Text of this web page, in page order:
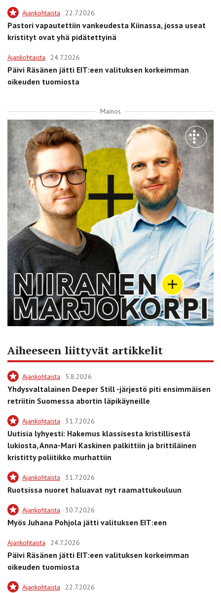
Ajankohtaista 22.7.2026
Pastori vapautettiin vankeudesta Kiinassa, jossa useat
kristityt ovat yhä pidätettyinä
Ajankohtaista 24.7.2026
Päivi Räsänen jätti EIT:een valituksen korkeimman
oikeuden tuomiosta
Mainos
Aiheeseen liittyvät artikkelit
Ajankohtaista 5.8.2026
Yhdysvaltalainen Deeper Still -järjestö piti ensimmäisen
retriitin Suomessa abortin läpikäyneille
Ajankohtaista 31.7.2026
Uutisia lyhyesti: Hakemus klassisesta kristillisestä
lukiosta, Anna-Mari Kaskinen palkittiin ja brittiläinen
kristitty poliitikko murhattiin
Ajankohtaista 31.7.2026
Ruotsissa nuoret haluavat nyt raamattukouluun
Ajankohtaista 30.7.2026
Myös Juhana Pohjola jätti valituksen EIT:een
Ajankohtaista 24.7.2026
Päivi Räsänen jätti EIT:een valituksen korkeimman
oikeuden tuomiosta
Ajankohtaista 22.7.2026